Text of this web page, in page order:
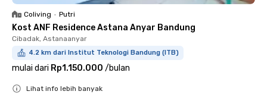
Coliving • Putri
Kost ANF Residence Astana Anyar Bandung
Cibadak, Astanaanyar
4.2 km dari Institut Teknologi Bandung (ITB)
mulai dari Rp1.150.000 /bulan
Lihat info lebih banyak